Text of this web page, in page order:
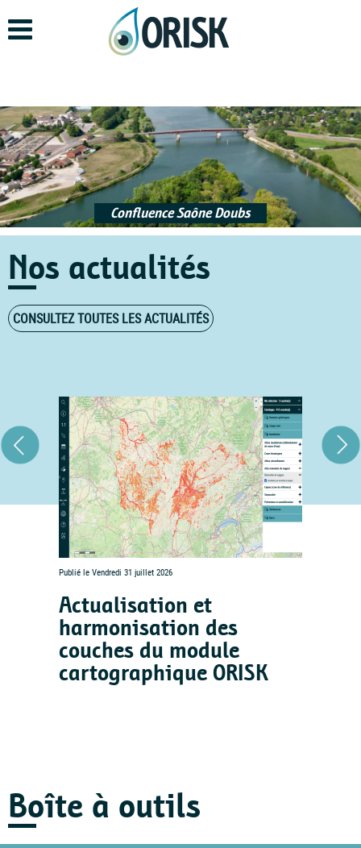
au
contenu
Confluence Saône Doubs
Nos actualités
CONSULTEZ TOUTES LES ACTUALITÉS
Publié le Vendredi 31 juillet 2026
Actualisation et
harmonisation des
couches du module
cartographique ORISK
Boîte à outils